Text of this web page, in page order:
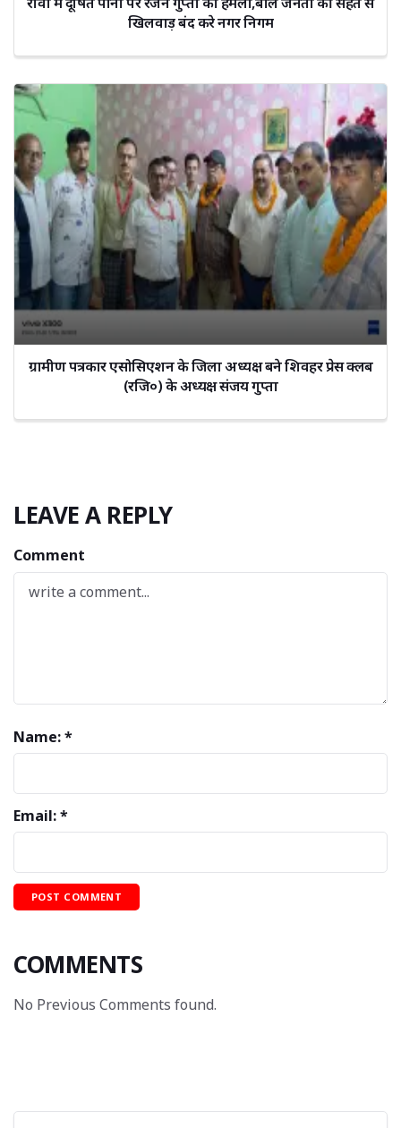
खिलवाड़ बंद करे नगर निगम
ग्रामीण पत्रकार एसोसिएशन के जिला अध्यक्ष बने शिवहर प्रेस क्लब
(रजि०) के अध्यक्ष संजय गुप्ता
LEAVE A REPLY
Comment
Name: *
Email: *
COMMENTS
No Previous Comments found.